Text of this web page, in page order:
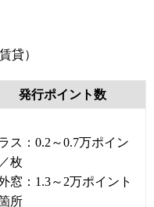
貸）
発行ポイント数
ス：0.2～0.7万ポイン
枚
窓：1.3～2万ポイント
所